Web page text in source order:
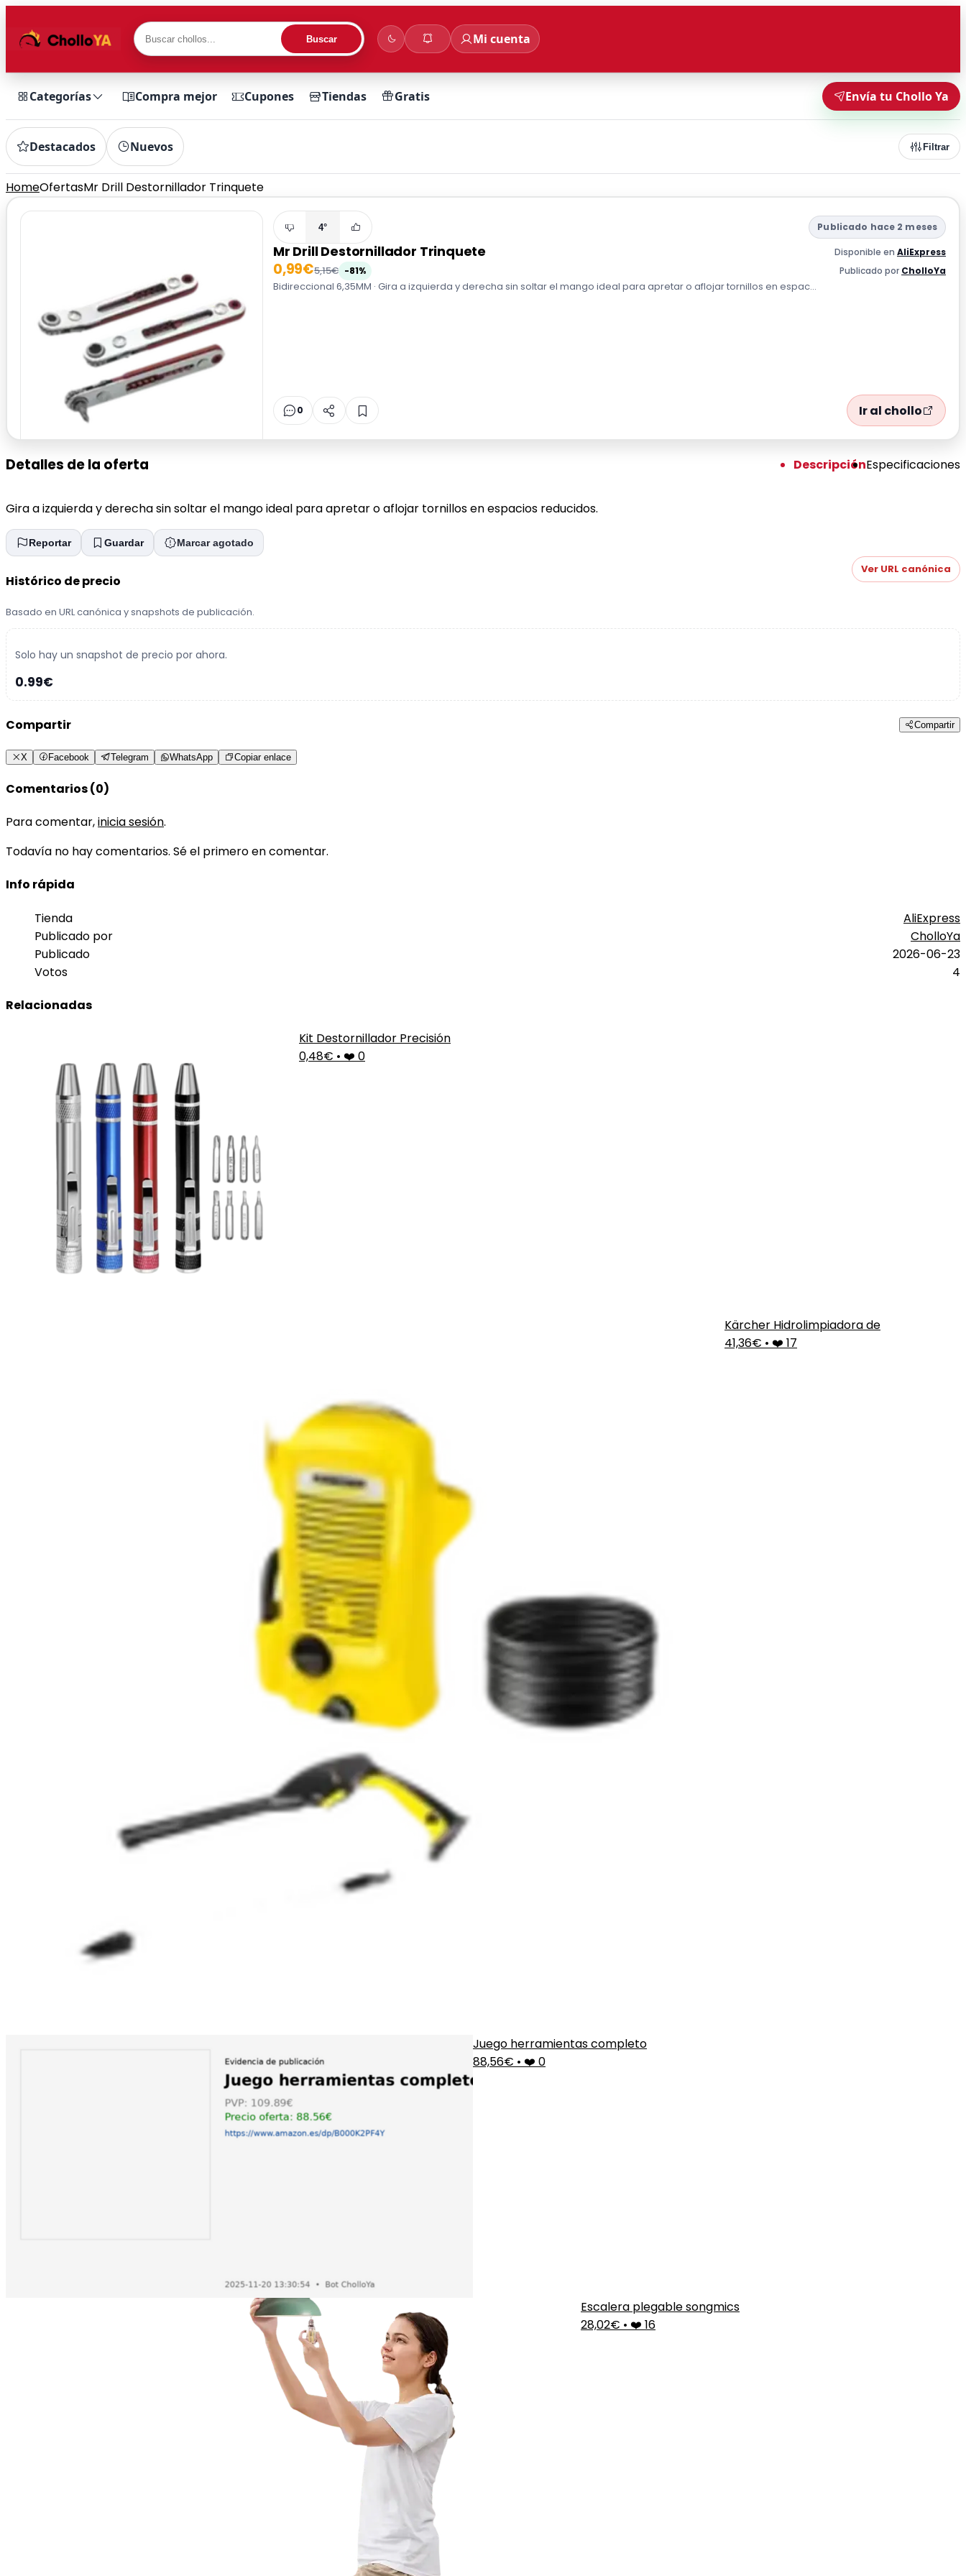
Buscar Mi cuenta
Categorías Compra mejor Cupones Tiendas Gratis Envía tu Chollo Ya
Destacados Nuevos Filtrar
HomeOfertasMr Drill Destornillador Trinquete
4° Publicado hace 2 meses
Mr Drill Destornillador Trinquete Disponible en AliExpress
0,99€5,15€ -81% Publicado por CholloYa
Bidireccional 6,35MM · Gira a izquierda y derecha sin soltar el mango ideal para apretar o aflojar tornillos en espac...
0 Ir al chollo
Detalles de la oferta DescripciónEspecificaciones
Gira a izquierda y derecha sin soltar el mango ideal para apretar o aflojar tornillos en espacios reducidos.
Reportar Guardar Marcar agotado
Histórico de precio
Basado en URL canónica y snapshots de publicación.
Ver URL canónica
Solo hay un snapshot de precio por ahora.
0.99€
Compartir Compartir
X Facebook Telegram WhatsApp Copiar enlace
Comentarios (0)
Para comentar,inicia sesión.
Todavía no hay comentarios. Sé el primero en comentar.
Info rápida
Tienda
AliExpress
Publicado por
CholloYa
Publicado
2026-06-23
Votos
4
Relacionadas
Kit Destornillador Precisión
0,48€ • ❤️ 0
Kärcher Hidrolimpiadora de
41,36€ • ❤️ 17
Juego herramientas completo
88,56€ • ❤️ 0
Escalera plegable songmics
28,02€ • ❤️ 16